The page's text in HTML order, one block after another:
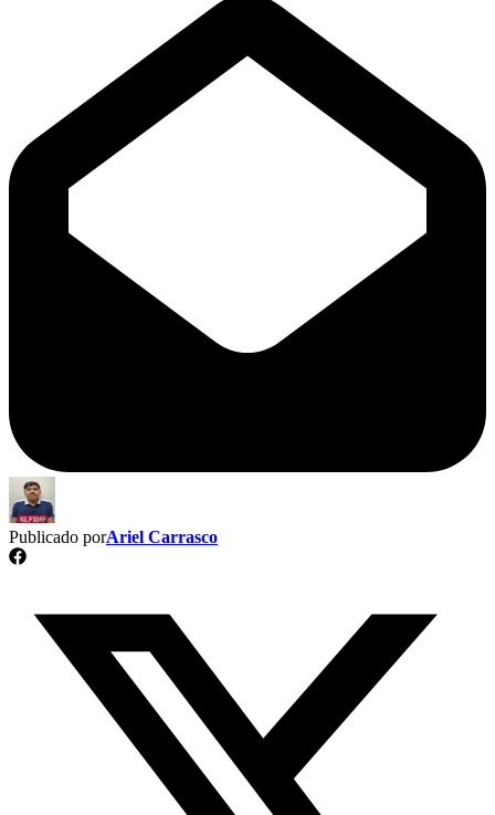
Publicado porAriel Carrasco